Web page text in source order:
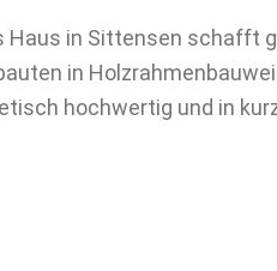
Haus in Sittensen schafft
in
hochwertig und in